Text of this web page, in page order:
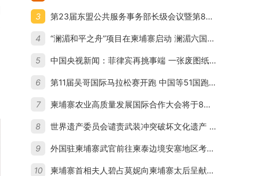
3 第23届东盟公共服务事务部长级会议暨第8届东盟与中日韩公共服务事务部长级会议在柬埔寨暹粒开幕
4 “澜湄和平之舟”项目在柬埔寨启动 澜湄六国青年共话和平与发展
5 中国央视新闻：菲律宾再挑事端 一张废图纸划不走中国黄岩岛
6 第11届吴哥国际马拉松赛开跑 中国等51国跑者齐聚暹粒
7 柬埔寨农业高质量发展国际合作大会将于8月20日举行
8 世界遗产委员会谴责武装冲突破坏文化遗产 柬埔寨呼吁依法追责并加强国际合作
9 外国驻柬埔寨武官前往柬泰边境安塞地区考察 柬方介绍“危险握手”事件及边境情况
10 柬埔寨首相夫人碧占莫妮向柬埔寨太后呈献世界女童军“卓越领袖奖”